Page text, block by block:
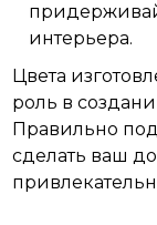
интерьера.
Цвета
роль в
Правильно
сделать ваш